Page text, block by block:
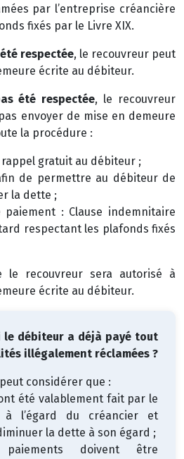
par l’entreprise créancière
fixés par le Livre XIX.
respectée, le recouvreur peut
écrite au débiteur.
été respectée, le recouvreur
envoyer de mise en demeure
la procédure :
rappel gratuit au débiteur ;
de permettre au débiteur de
la dette ;
: Clause indemnitaire
respectant les plafonds fixés
le recouvreur sera autorisé à
écrite au débiteur.
le débiteur a déjà payé tout
illégalement réclamées ?
considérer que :
été valablement fait par le
à l’égard du créancier et
la dette à son égard ;
doivent être